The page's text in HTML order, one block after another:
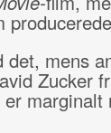
mens
Zucker
marginalt